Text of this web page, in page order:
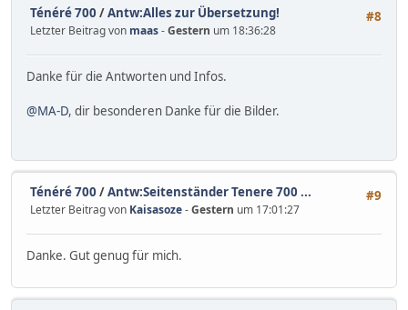
#8
Ténéré 700 /Antw:Alles zur Übersetzung!
Letzter Beitrag von maas-Gestern um 18:36:28
Danke für die Antworten und Infos.
@MA-D, dir besonderen Danke für die Bilder.
#9
Ténéré 700 /Antw:Seitenständer Tenere 700 ...
Letzter Beitrag von Kaisasoze-Gestern um 17:01:27
Danke. Gut genug für mich.